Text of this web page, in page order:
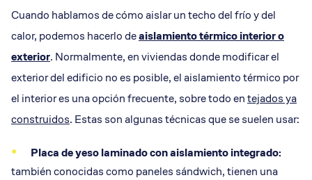
Cuando hablamos de cómo aislar un techo del frío y del
calor, podemos hacerlo deaislamiento térmico interior o
exterior. Normalmente, en viviendas donde modificar el
exterior del edificio no es posible, el aislamiento térmico por
el interior es una opción frecuente, sobre todo entejados ya
construidos. Estas son algunas técnicas que se suelen usar:
Placa de yeso laminado con aislamiento integrado:
también conocidas como paneles sándwich, tienen una